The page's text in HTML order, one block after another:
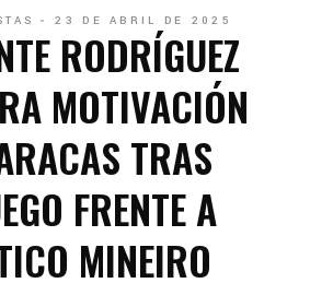
23 DE ABRIL DE 2025
RODRÍGUEZ
MOTIVACIÓN
TRAS
FRENTE A
MINEIRO